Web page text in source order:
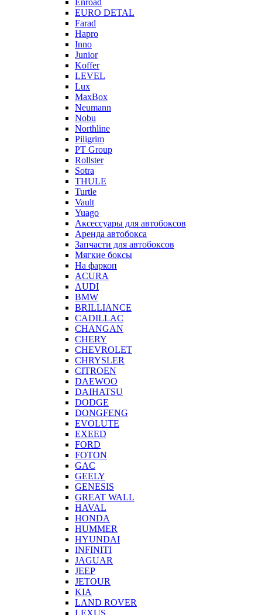
Enroad
EURO DETAL
Farad
Hapro
Inno
Junior
Koffer
LEVEL
Lux
MaxBox
Neumann
Nobu
Northline
Piligrim
PT Group
Rollster
Sotra
THULE
Turtle
Vault
Yuago
Аксессуары для автобоксов
Аренда автобокса
Запчасти для автобоксов
Мягкие боксы
На фаркоп
ACURA
AUDI
BMW
BRILLIANCE
CADILLAC
CHANGAN
CHERY
CHEVROLET
CHRYSLER
CITROEN
DAEWOO
DAIHATSU
DODGE
DONGFENG
EVOLUTE
EXEED
FORD
FOTON
GAC
GEELY
GENESIS
GREAT WALL
HAVAL
HONDA
HUMMER
HYUNDAI
INFINITI
JAGUAR
JEEP
JETOUR
KIA
LAND ROVER
LEXUS